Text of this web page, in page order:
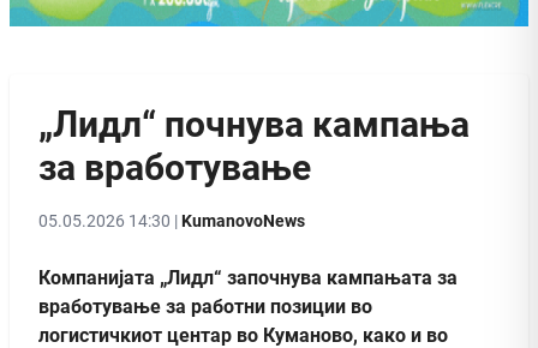
„Лидл“ почнува кампања
за вработување
05.05.2026 14:30 |KumanovoNews
Компанијата „Лидл“ започнува кампањата за
вработување за работни позиции во
логистичкиот центар во Куманово, како и во